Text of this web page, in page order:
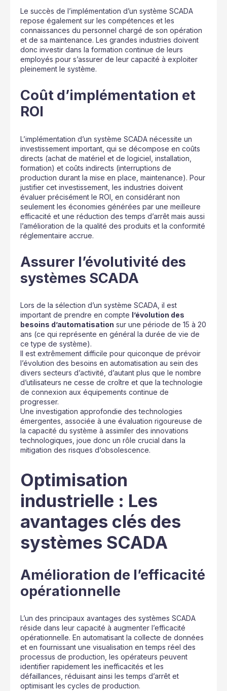
Le succès de l’implémentation d’un système SCADA
repose également sur les compétences et les
connaissances du personnel chargé de son opération
et de sa maintenance. Les grandes industries doivent
donc investir dans la formation continue de leurs
employés pour s’assurer de leur capacité à exploiter
pleinement le système.
Coût d’implémentation et
ROI
L’implémentation d’un système SCADA nécessite un
investissement important, qui se décompose en coûts
directs (achat de matériel et de logiciel, installation,
formation) et coûts indirects (interruptions de
production durant la mise en place, maintenance). Pour
justifier cet investissement, les industries doivent
évaluer précisément le ROI, en considérant non
seulement les économies générées par une meilleure
efficacité et une réduction des temps d’arrêt mais aussi
l’amélioration de la qualité des produits et la conformité
réglementaire accrue.
Assurer l’évolutivité des
systèmes SCADA
Lors de la sélection d’un système SCADA, il est
important de prendre en compte l’évolution des
besoins d’automatisation sur une période de 15 à 20
ans (ce qui représente en général la durée de vie de
ce type de système).
Il est extrêmement difficile pour quiconque de prévoir
l’évolution des besoins en automatisation au sein des
divers secteurs d’activité, d’autant plus que le nombre
d’utilisateurs ne cesse de croître et que la technologie
de connexion aux équipements continue de
progresser.
Une investigation approfondie des technologies
émergentes, associée à une évaluation rigoureuse de
la capacité du système à assimiler des innovations
technologiques, joue donc un rôle crucial dans la
mitigation des risques d’obsolescence.
Optimisation
industrielle : Les
avantages clés des
systèmes SCADA
Amélioration de l’efficacité
opérationnelle
L’un des principaux avantages des systèmes SCADA
réside dans leur capacité à augmenter l’efficacité
opérationnelle. En automatisant la collecte de données
et en fournissant une visualisation en temps réel des
processus de production, les opérateurs peuvent
identifier rapidement les inefficacités et les
défaillances, réduisant ainsi les temps d’arrêt et
optimisant les cycles de production.